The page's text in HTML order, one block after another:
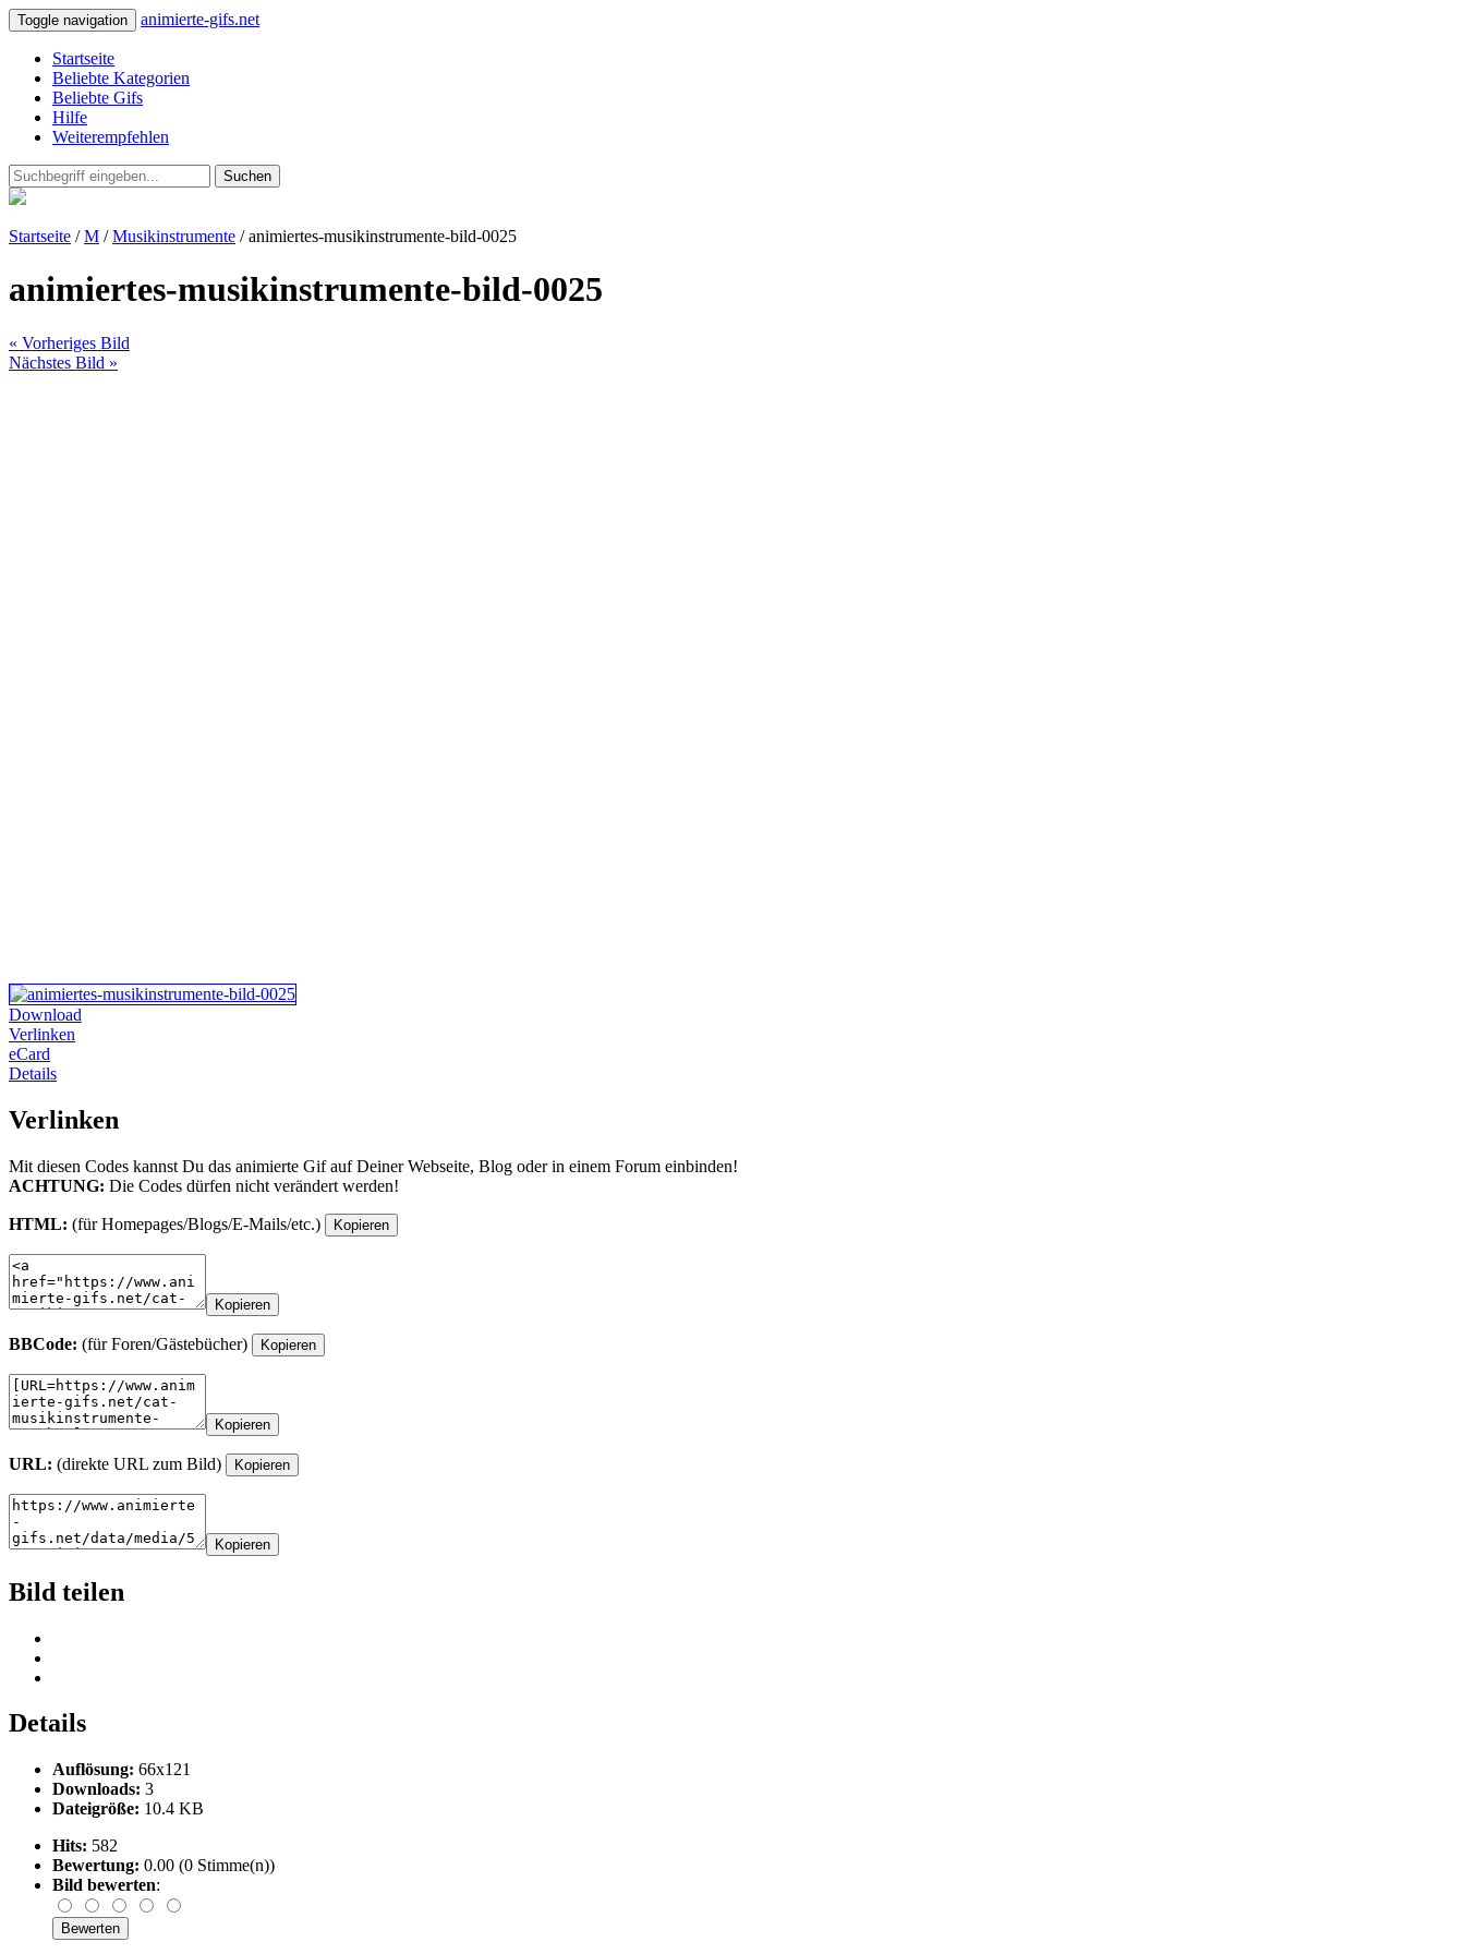
Toggle navigation animierte-gifs.net
Startseite
Beliebte Kategorien
Beliebte Gifs
Hilfe
Weiterempfehlen
Suchen
Startseite /M /Musikinstrumente / animiertes-musikinstrumente-bild-0025
animiertes-musikinstrumente-bild-0025
« Vorheriges Bild
Nächstes Bild »
Download
Verlinken
eCard
Details
Verlinken
Mit diesen Codes kannst Du das animierte Gif auf Deiner Webseite, Blog oder in einem Forum einbinden!
ACHTUNG: Die Codes dürfen nicht verändert werden!
HTML: (für Homepages/Blogs/E-Mails/etc.) Kopieren
Kopieren
BBCode: (für Foren/Gästebücher) Kopieren
Kopieren
URL: (direkte URL zum Bild) Kopieren
Kopieren
Bild teilen
Details
Auflösung: 66x121
Downloads: 3
Dateigröße: 10.4 KB
Hits: 582
Bewertung: 0.00 (0 Stimme(n))
Bild bewerten: